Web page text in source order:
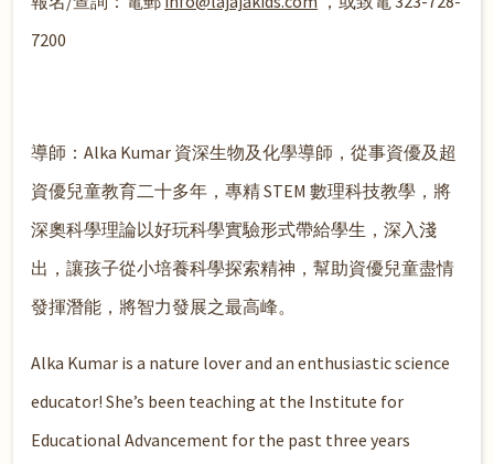
7200
導師：Alka Kumar 資深生物及化學導師，從事資優及超
資優兒童教育二十多年，專精 STEM 數理科技教學，將
深奧科學理論以好玩科學實驗形式帶給學生，深入淺
出，讓孩子從小培養科學探索精神，幫助資優兒童盡情
發揮潛能，將智力發展之最高峰。
Alka Kumar is a nature lover and an enthusiastic science
educator! She’s been teaching at the Institute for
Educational Advancement for the past three years